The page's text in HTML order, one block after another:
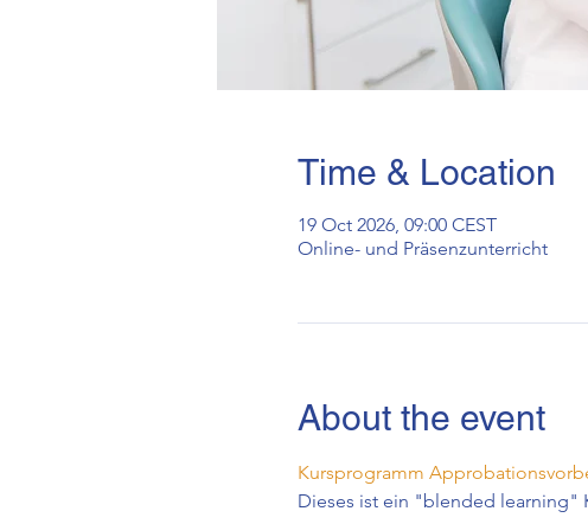
Time & Location
19 Oct 2026, 09:00 CEST
Online- und Präsenzunterricht
About the event
Kursprogramm
Dieses ist ein "blended learning"